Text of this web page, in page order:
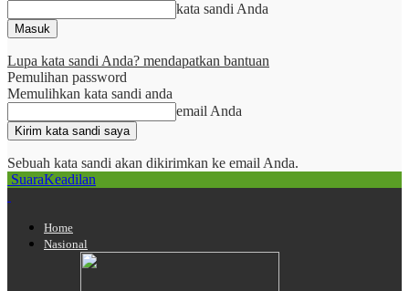
kata sandi Anda
Lupa kata sandi Anda? mendapatkan bantuan
Pemulihan password
Memulihkan kata sandi anda
email Anda
Sebuah kata sandi akan dikirimkan ke email Anda.
SuaraKeadilan
Home
Nasional